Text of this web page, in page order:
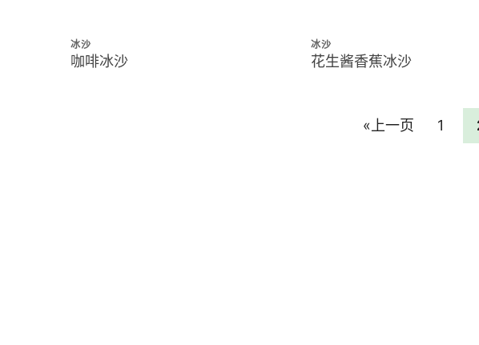
冰沙
咖啡冰沙
冰沙
花生酱香蕉冰沙
« 去
上一页 转
1